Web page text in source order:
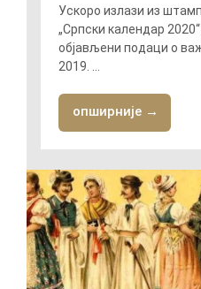
Ускоро излази из
„Српски календар
објављени подаци о
2019. ...
опширније →